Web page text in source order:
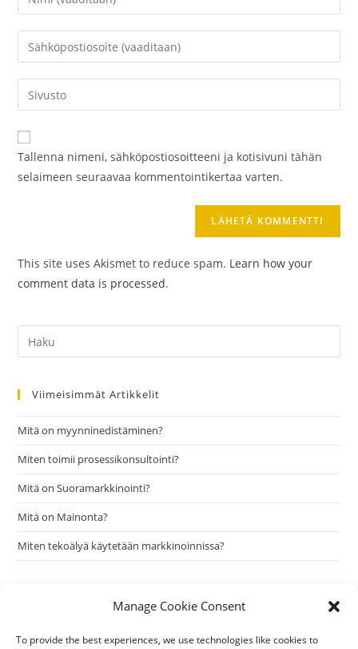
Manage Cookie Consent
To provide the best experiences, we use technologies like cookies to
nimesi
tai
käyttäjätunnuksesi
Kirjoita
sähköpostiosoitteesi
kommentoidaksesi
Kirjoita
sivustosi
verkko-
osoite/URL
Tallenna nimeni, sähköpostiosoitteeni ja kotisivuni tähän
selaimeen seuraavaa kommentointikertaa varten.
This site uses Akismet to reduce spam. Learn how your
comment data is processed.
Search
this
Viimeisimmät Artikkelit
Mitä on myynninedistäminen?
Miten toimii prosessikonsultointi?
Mitä on Suoramarkkinointi?
Mitä on Mainonta?
Miten tekoälyä käytetään markkinoinnissa?